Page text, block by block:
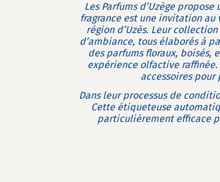
Les Parfums d’Uzège
fragrance est une invitation
région d’Uzès. Leur
d’ambiance, tous élaborés à
des parfums floraux, boisés,
expérience olfactive
accessoires pour
Dans leur processus de
Cette étiqueteuse
particulièrement efficace